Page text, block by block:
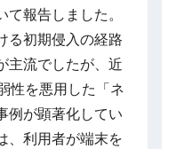
報告しました。
る初期侵入の経路
主流でしたが、近
性を悪用した「ネ
例が顕著化してい
、利用者が端末を